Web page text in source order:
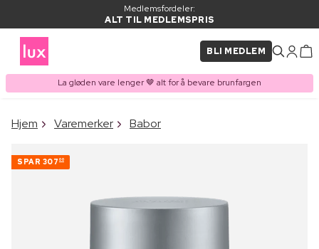
Medlemsfordeler:
ALT TIL MEDLEMSPRIS
BLI MEDLEM
La gløden vare lenger 🤎 alt for å bevare brunfargen
VARE LAGT I
Hjem Varemerker Babor
SPAR 307 00